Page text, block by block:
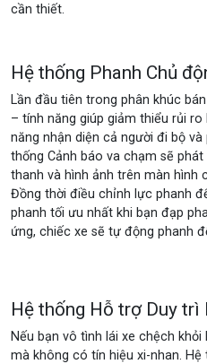
cần thiết.
Hệ thống Phanh Chủ
Lần đầu tiên trong phân khúc
– tính năng giúp giảm thiểu rủi
năng nhận diện cả người đi bộ
thống Cảnh báo va chạm sẽ
thanh và hình ảnh trên màn hình
Đồng thời điều chỉnh lực phanh
phanh tối ưu nhất khi bạn đạp
ứng, chiếc xe sẽ tự động phanh
Hệ thống Hỗ trợ Duy trì
Nếu bạn vô tình lái xe chệch
mà không có tín hiệu xi-nhan. Hệ